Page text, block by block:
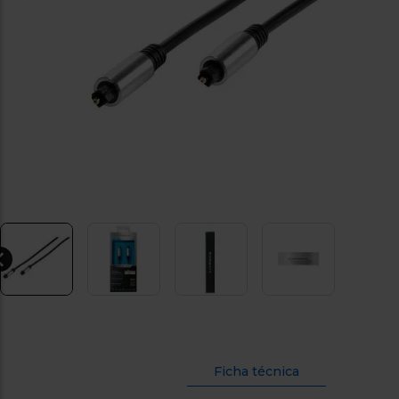
Ficha técnica